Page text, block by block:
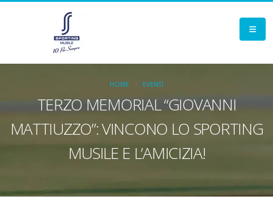
TERZO MEMORIAL “GIOVANNI
MATTIUZZO”: VINCONO LO SPORTING
MUSILE E L’AMICIZIA!
HOME EVENTI